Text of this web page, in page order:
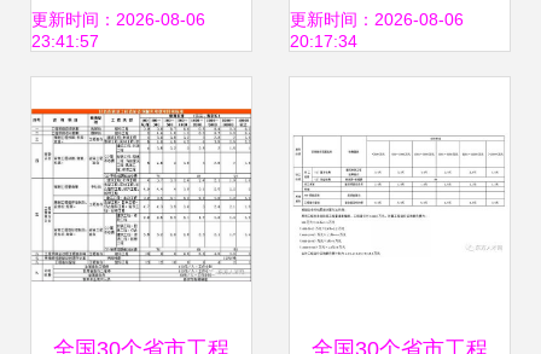
详解（共1页压缩
更新时间：2026-08-06
23:41:57
关键一环，欢迎咨
更新时间：2026-08-06
20:17:34
全国30个省市工程 全国30个省市工程